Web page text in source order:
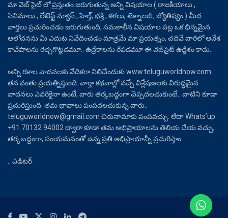
మా వెబ్ సైట్ లో ప్రస్తుతం జరుగుతున్న అన్ని విషయాల ( రాజకీయాలు ,
సినిమాలు , లేటెస్ట్ న్యూస్ , హెల్త్, భక్తి , కళలు, టెక్నాలజీ , జ్యోతిష్యం ) మీద
వార్తలు ప్రచురించడం జరుగుతుంది, సమకాలీన విషయాల పట్ల ఒక భిన్నమైన
ఆలోచనను మీ ఎదుట నివేదించడం మాత్రమే మా ప్రయత్నం, చదివే వారిలో ఆవేశ
కావేషాలను రెచ్చగొట్టడమూ.. ఉద్రేకాలను రేపడమూ ఈ వెబ్‌సైట్ ఉద్దేశం కాదు.
అన్ని రకాల వాదనలకు వేదికగా నిలిచేందుకు www.teluguworldnow.com
తన వంతు ప్రయత్నిస్తుంది. వార్తా కథనాల్లో వచ్చే విశ్లేషణలకు విరుద్ధమైన
వాదనలు ఎవరికైనా ఉంటే, వారు తర్కబద్ధంగా చెప్పదలచుకుంటే.. వాటిని కూడా
ప్రచురిస్తుంది. తమ భావాలు పంపదలచుకున్న వారు..
teluguworldnow@gmail.com చిరునామాకు పంపవచ్చు. లేదా Whats’up
+91 70132 94002 ద్వారా కూడా తమ అభిప్రాయాలను తెలియ చేయ వచ్చు,
తర్కబద్ధంగా, సంయమనంతో ఉన్న ప్రతి అభిప్రాయాన్నీ ప్రచురిస్తాం.
.. ఎడిటర్